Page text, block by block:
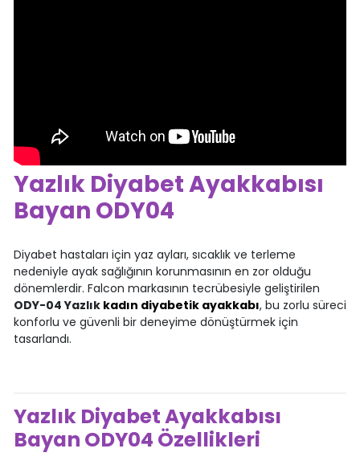
Yazlık Diyabet Ayakkabısı
Bayan ODY04
Diyabet hastaları için yaz ayları, sıcaklık ve terleme
nedeniyle ayak sağlığının korunmasının en zor olduğu
dönemlerdir. Falcon markasının tecrübesiyle geliştirilen
ODY-04 Yazlık kadın diyabetik ayakkabı, bu zorlu süreci
konforlu ve güvenli bir deneyime dönüştürmek için
tasarlandı.
Yazlık Diyabet Ayakkabısı
Bayan ODY04 Özellikleri